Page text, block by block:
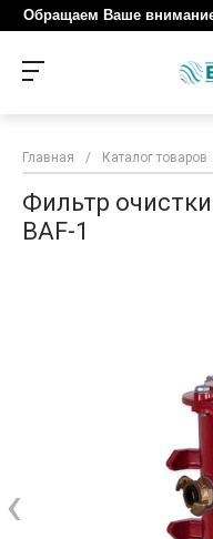
Обращаем Ваше
Главная / Каталог товаров
Фильтр
BAF-1
‹